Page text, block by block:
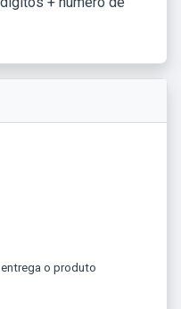
entrega o produto